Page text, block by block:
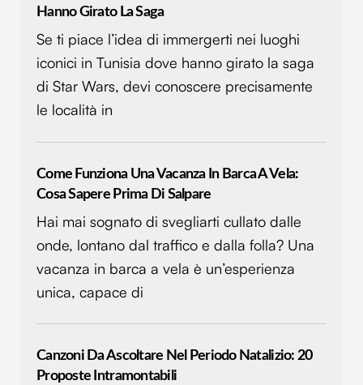
Hanno Girato La Saga
Se ti piace l’idea di immergerti nei luoghi
iconici in Tunisia dove hanno girato la saga
di Star Wars, devi conoscere precisamente
le località in
Come Funziona Una Vacanza In Barca A Vela:
Cosa Sapere Prima Di Salpare
Hai mai sognato di svegliarti cullato dalle
onde, lontano dal traffico e dalla folla? Una
vacanza in barca a vela è un’esperienza
unica, capace di
Canzoni Da Ascoltare Nel Periodo Natalizio: 20
Proposte Intramontabili